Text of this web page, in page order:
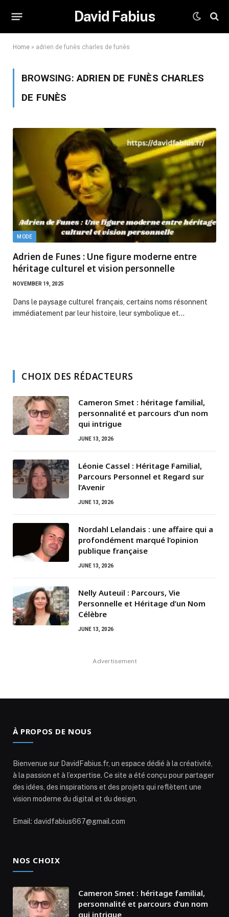
David Fabius
Home » adrien de funès charles de funès
BROWSING:ADRIEN DE FUNÈS CHARLES
DE FUNÈS
MODE
Adrien de Funes : Une figure moderne entre
héritage culturel et vision personnelle
NOVEMBER 19, 2025
Dans le paysage culturel français, certains noms résonnent
immédiatement par leur histoire, leur symbolique et…
CHOIX DES RÉDACTEURS
Cameron Smet : héritage familial,
personnalité et parcours d’un nom
qui intrigue
JUNE 13, 2026
Léonie Cassel : Héritage Familial,
Parcours Personnel et Regard sur
l’Avenir
JUNE 13, 2026
Nordahl Lelandais : une affaire qui a
profondément marqué l’opinion
publique française
JUNE 13, 2026
Nelly Auteuil : Parcours, Vie
Personnelle et Héritage d’un Nom
Célèbre
JUNE 13, 2026
Advertisement
À PROPOS DE NOUS
Bienvenue sur DavidFabius.fr, un espace dédié à la créativité,
à la passion et à l’expertise. Ce site a été conçu pour partager
des idées, des inspirations et des projets qui reflètent une
vision moderne du digital et du design.
Email: davidfabius667@gmail.com
NOS CHOIX
Cameron Smet : héritage familial,
personnalité et parcours d’un nom
qui intrigue